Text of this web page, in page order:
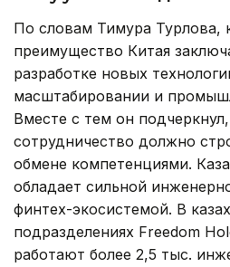
По словам Тимура Турлова,
преимущество Китая
разработке новых
масштабировании и
Вместе с тем он
сотрудничество должно
обмене компетенциями.
обладает сильной
финтех-экосистемой. В
подразделениях Freedom
работают более 2,5 тыс.